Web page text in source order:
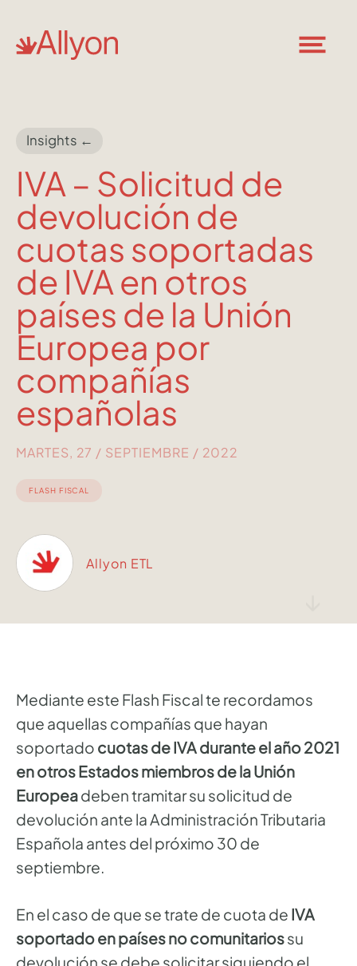
Insights ←
IVA – Solicitud de
devolución de
cuotas soportadas
de IVA en otros
países de la Unión
Europea por
compañías
españolas
MARTES, 27 / SEPTIEMBRE / 2022
FLASH FISCAL
Allyon ETL
Mediante este Flash Fiscal te recordamos
que aquellas compañías que hayan
soportado cuotas de IVA durante el año 2021
en otros Estados miembros de la Unión
Europeadeben tramitar su solicitud de
devolución ante la Administración Tributaria
Española antes del próximo 30 de
septiembre.
En el caso de que se trate de cuota de IVA
soportado en países no comunitariossu
devolución se debe solicitar siguiendo el